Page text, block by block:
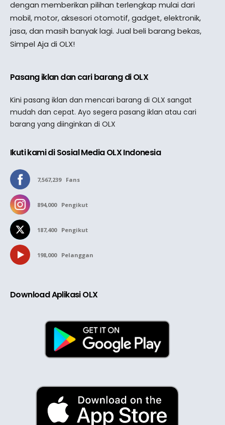
dengan memberikan pilihan terlengkap mulai dari
mobil, motor, aksesori otomotif, gadget, elektronik,
jasa, dan masih banyak lagi. Jual beli barang bekas,
Simpel Aja di OLX!
Pasang iklan dan cari barang di OLX
Kini pasang iklan dan mencari barang di OLX sangat
mudah dan cepat. Ayo segera pasang iklan atau cari
barang yang diinginkan di OLX
Ikuti kami di Sosial Media OLX Indonesia
7,567,239 Fans
894,000 Pengikut
187,400 Pengikut
198,000 Pelanggan
Download Aplikasi OLX